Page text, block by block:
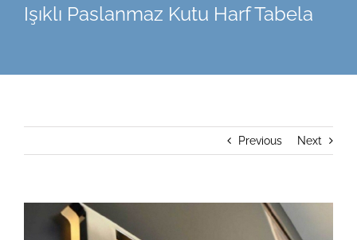
Işıklı Paslanmaz Kutu Harf Tabela
Previous Next